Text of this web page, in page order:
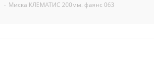
- Миска КЛЕМАТИС 200мм. фаянс 063